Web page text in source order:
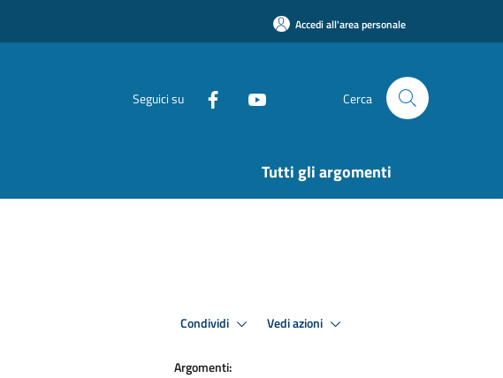
Accedi all'area personale
Seguici su Cerca
Tutti gli argomenti
Condividi Vedi azioni
Argomenti: